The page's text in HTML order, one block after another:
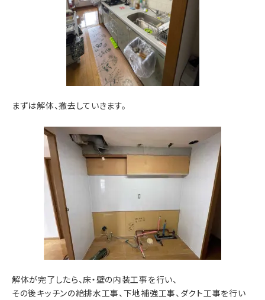
まずは解体、撤去していきます。
解体が完了したら、床・壁の内装工事を行い、
その後キッチンの給排水工事、下地補強工事、ダクト工事を行い